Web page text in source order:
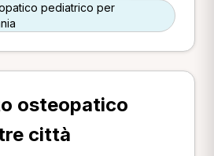
pediatrico per
osteopatico
città